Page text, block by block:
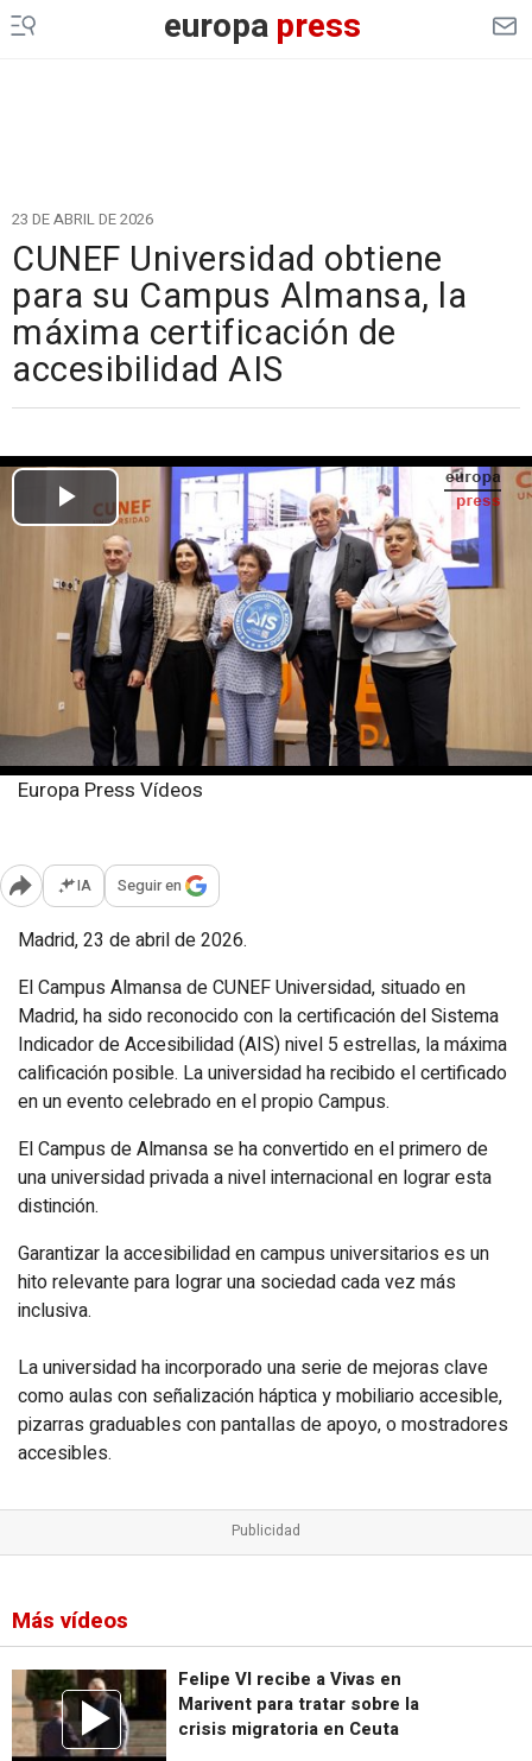
europapress
23 DE ABRIL DE 2026
CUNEF Universidad obtiene
para su Campus Almansa, la
máxima certificación de
accesibilidad AIS
Europa Press Vídeos
Abrir opciones para compartir
IA Seguir en
Madrid, 23 de abril de 2026.
El Campus Almansa de CUNEF Universidad, situado en
Madrid, ha sido reconocido con la certificación del Sistema
Indicador de Accesibilidad (AIS) nivel 5 estrellas, la máxima
calificación posible. La universidad ha recibido el certificado
en un evento celebrado en el propio Campus.
El Campus de Almansa se ha convertido en el primero de
una universidad privada a nivel internacional en lograr esta
distinción.
Garantizar la accesibilidad en campus universitarios es un
hito relevante para lograr una sociedad cada vez más
inclusiva.
La universidad ha incorporado una serie de mejoras clave
como aulas con señalización háptica y mobiliario accesible,
pizarras graduables con pantallas de apoyo, o mostradores
accesibles.
Más vídeos
Felipe VI recibe a Vivas en
Marivent para tratar sobre la
crisis migratoria en Ceuta